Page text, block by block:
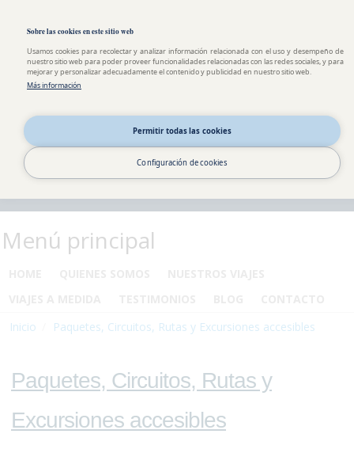
Sobre las cookies en este sitio web
Usamos cookies para recolectar y analizar información relacionada con el uso y desempeño de
nuestro sitio web para poder proveer funcionalidades relacionadas con las redes sociales, y para
mejorar y personalizar adecuadamente el contenido y publicidad en nuestro sitio web.
Más información
Permitir todas las cookies
Configuración de cookies
Menú principal
Inicio
Paquetes, Circuitos, Rutas y Excursiones accesibles
Paquetes, Circuitos, Rutas y
Excursiones accesibles